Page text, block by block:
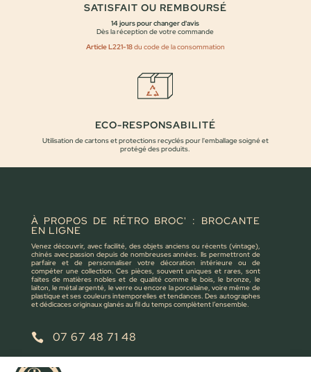
SATISFAIT OU REMBOURSÉ
14 jours pour changer d'avis
Dès la réception de votre commande
Article L221-18du code de la consommation
ECO-RESPONSABILITÉ
Utilisation de cartons et protections recyclés pour l'emballage soigné et
protégé des produits.
À PROPOS DE RÉTRO BROC' : BROCANTE
EN LIGNE
Venez découvrir, avec facilité, des objets anciens ou récents (vintage),
chinés avec passion depuis de nombreuses années. Ils permettront de
parfaire et de personnaliser votre décoration intérieure ou de
compéter une collection. Ces pièces, souvent uniques et rares, sont
faites de matières nobles et de qualité comme le bois, le bronze, le
laiton, le métal argenté, le verre ou encore la porcelaine, voire même de
plastique et ses couleurs intemporelles et tendances. Des autographes
et dédicaces originaux glanés au fil du temps complètent l’ensemble.
 07 67 48 71 48
 retrobroc85@gmail.com